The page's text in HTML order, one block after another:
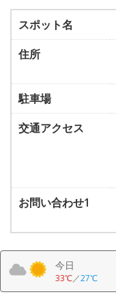
スポット名
住所
駐車場
交通アクセス
お問い合わせ1
今日
33℃／27℃